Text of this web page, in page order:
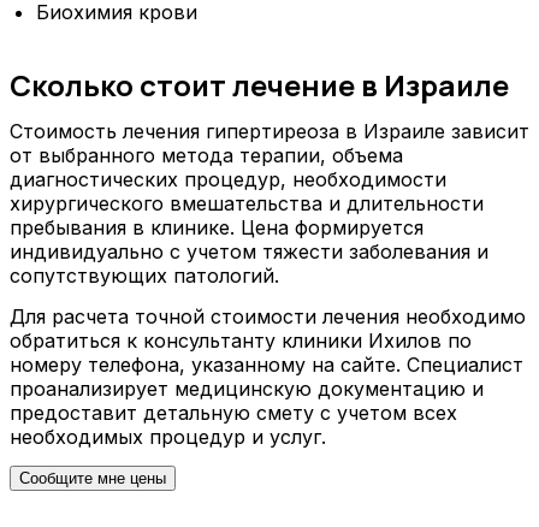
Биохимия крови
Сколько стоит лечение в Израиле
Стоимость лечения гипертиреоза в Израиле зависит
от выбранного метода терапии, объема
диагностических процедур, необходимости
хирургического вмешательства и длительности
пребывания в клинике. Цена формируется
индивидуально с учетом тяжести заболевания и
сопутствующих патологий.
Для расчета точной стоимости лечения необходимо
обратиться к консультанту клиники Ихилов по
номеру телефона, указанному на сайте. Специалист
проанализирует медицинскую документацию и
предоставит детальную смету с учетом всех
необходимых процедур и услуг.
Сообщите мне цены